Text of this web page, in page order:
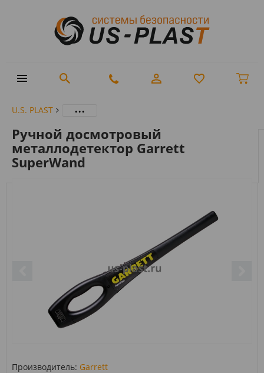
U.S. PLAST ...
Ручной досмотровый
металлодетектор Garrett
SuperWand
Производитель: Garrett